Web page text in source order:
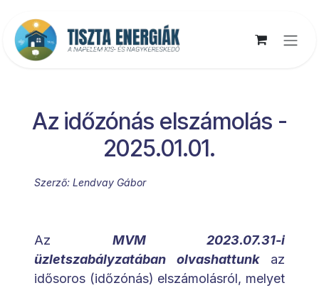
Az időzónás elszámolás -
2025.01.01.
Szerző: Lendvay Gábor
Az MVM 2023.07.31-i
üzletszabályzatában olvashattunkaz
idősoros (időzónás) elszámolásról, melyet